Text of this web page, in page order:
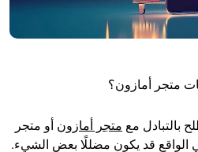
متجر أمازون؟
بالتبادل مع متجر أمازون أو متجر
الواقع قد يكون مضللًا بعض الشيء.